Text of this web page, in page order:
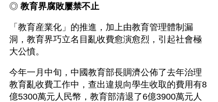
◎ 教育界腐敗屢禁不止
「教育産業化」的推進，加上由教育管理體制漏
洞，教育界巧立名目亂收費愈演愈烈，引起社會極
大公憤。
今年一月中旬，中國教育部長賙濟公佈了去年治理
教育亂收費工作中，查出違規向學生收取的費用有8
億5300萬元人民幣，教育部清退了6億3900萬元人